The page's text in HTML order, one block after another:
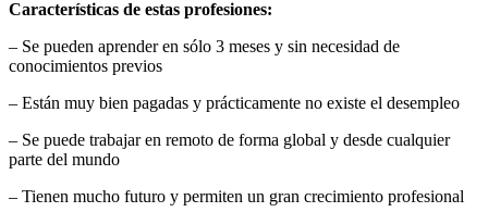
Características de estas profesiones:
– Se pueden aprender en sólo 3 meses y sin necesidad de
conocimientos previos
– Están muy bien pagadas y prácticamente no existe el desempleo
– Se puede trabajar en remoto de forma global y desde cualquier
parte del mundo
– Tienen mucho futuro y permiten un gran crecimiento profesional